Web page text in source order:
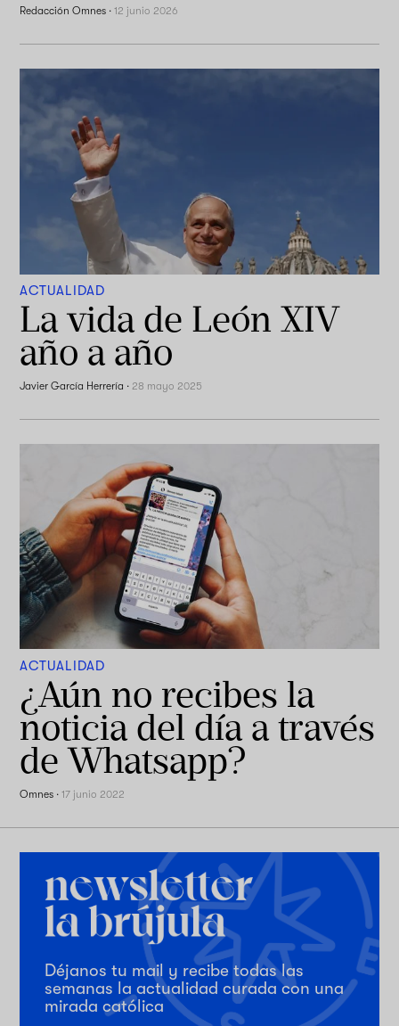
Redacción Omnes ·12 junio 2026
ACTUALIDAD
La vida de León XIV
año a año
Javier García Herrería ·28 mayo 2025
ACTUALIDAD
¿Aún no recibes la
noticia del día a través
de Whatsapp?
Omnes ·17 junio 2022
Déjanos tu mail y recibe todas las
semanas la actualidad curada con una
mirada católica